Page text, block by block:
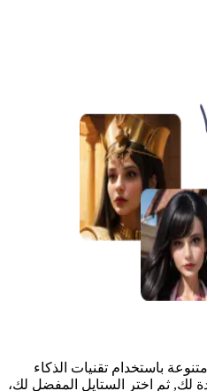
باستخدام تقنيات الذكاء
لك, ثم اختر الستايل المفضل لك،